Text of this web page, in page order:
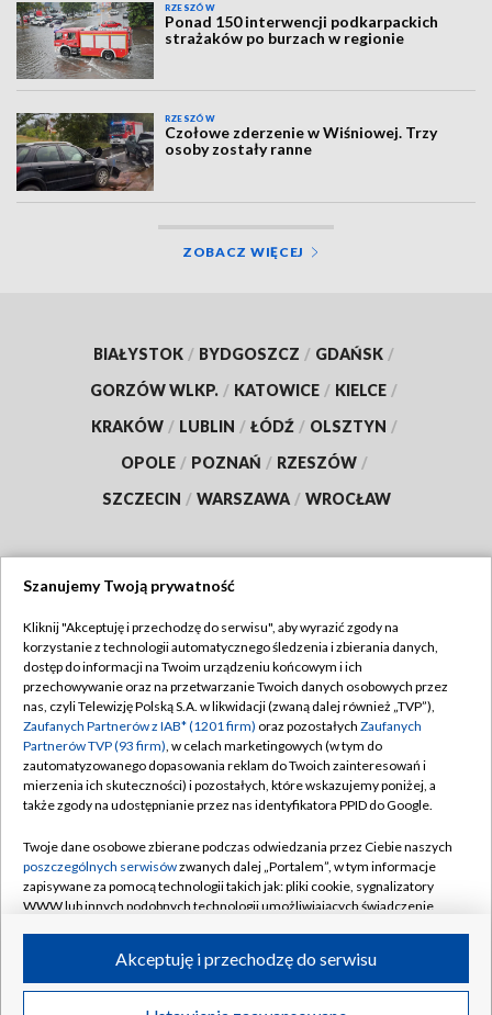
RZESZÓW
Ponad 150 interwencji podkarpackich
strażaków po burzach w regionie
RZESZÓW
Czołowe zderzenie w Wiśniowej. Trzy
osoby zostały ranne
ZOBACZ WIĘCEJ
BIAŁYSTOK / BYDGOSZCZ / GDAŃSK /
GORZÓW WLKP. / KATOWICE / KIELCE /
KRAKÓW / LUBLIN / ŁÓDŹ / OLSZTYN /
OPOLE / POZNAŃ / RZESZÓW /
SZCZECIN / WARSZAWA / WROCŁAW
TVP
Abonament TVP
Emisja w TVP
Centrum informacji TVP
Naziemna Telewizja Cyfrowa
Rada Programowa
System NOS
Informacje o nadawcy
Program dla prasy
Regulamin TVP
Polityka prywatności
Moje zgody
Pomoc
Kontakt
Kanały
©2026 Telewizja Polska S.A. w likwidacji
Szanujemy Twoją prywatność
Kliknij "Akceptuję i przechodzę do serwisu", aby wyrazić zgody na
korzystanie z technologii automatycznego śledzenia i zbierania danych,
dostęp do informacji na Twoim urządzeniu końcowym i ich
przechowywanie oraz na przetwarzanie Twoich danych osobowych przez
nas, czyli Telewizję Polską S.A. w likwidacji (zwaną dalej również „TVP”),
Zaufanych Partnerów z IAB* (1201 firm) oraz pozostałych Zaufanych
Partnerów TVP (93 firm), w celach marketingowych (w tym do
zautomatyzowanego dopasowania reklam do Twoich zainteresowań i
mierzenia ich skuteczności) i pozostałych, które wskazujemy poniżej, a
także zgody na udostępnianie przez nas identyfikatora PPID do Google.
Twoje dane osobowe zbierane podczas odwiedzania przez Ciebie naszych
poszczególnych serwisówzwanych dalej „Portalem”, w tym informacje
zapisywane za pomocą technologii takich jak: pliki cookie, sygnalizatory
WWW lub innych podobnych technologii umożliwiających świadczenie
ruchu w Internecie.
Twoje dane osobowe zbierane podczas odwiedzania przez Ciebie
Akceptuję i przechodzę do serwisu